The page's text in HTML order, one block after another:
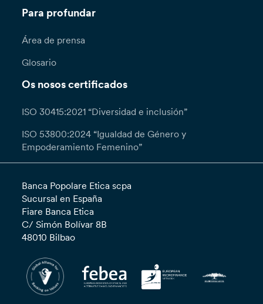
Para profundar
Área de prensa
Glosario
Os nosos certificados
ISO 30415:2021 “Diversidad e inclusión”
ISO 53800:2024 “Igualdad de Género y
Empoderamiento Femenino”
Banca Popolare Etica scpa
Sucursal en España
Fiare Banca Etica
C/ Simón Bolívar 8B
48010 Bilbao